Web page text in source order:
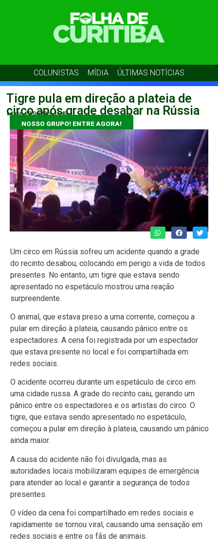
COLUNISTAS MÍDIA ÚLTIMAS NOTÍCIAS
Tigre pula em direção a plateia de
circo após grade desabar na Rússia
admin 20/04/2026 11:45
NOSSO GRUPO! ENTRE AGORA!
Um circo em Rússia sofreu um acidente quando a grade
do recinto desabou, colocando em perigo a vida de todos
presentes. No entanto, um tigre que estava sendo
apresentado no espetáculo mostrou uma reação
surpreendente.
O animal, que estava preso a uma corrente, começou a
pular em direção à plateia, causando pânico entre os
espectadores. A cena foi registrada por um espectador
que estava presente no local e foi compartilhada em
redes sociais.
O acidente ocorreu durante um espetáculo de circo em
uma cidade russa. A grade do recinto caiu, gerando um
pânico entre os espectadores e os artistas do circo. O
tigre, que estava sendo apresentado no espetáculo,
começou a pular em direção à plateia, causando um pânico
ainda maior.
A causa do acidente não foi divulgada, mas as
autoridades locais mobilizaram equipes de emergência
para atender ao local e garantir a segurança de todos
presentes.
O vídeo da cena foi compartilhado em redes sociais e
rapidamente se tornou viral, causando uma sensação em
redes sociais e entre os fãs de animais.